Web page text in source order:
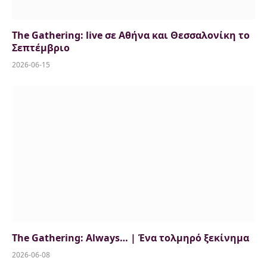
The Gathering: live σε Αθήνα και Θεσσαλονίκη το
Σεπτέμβριο
2026-06-15
The Gathering: Always… | Ένα τολμηρό ξεκίνημα
2026-06-08